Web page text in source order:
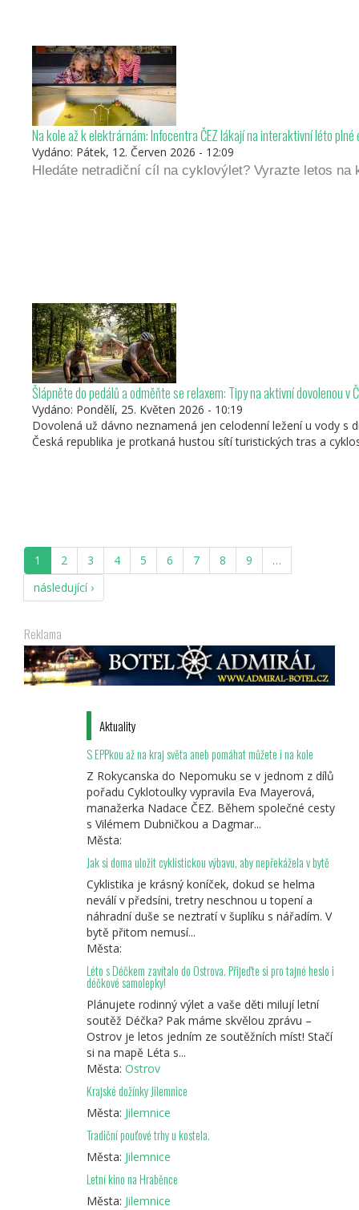
Na kole až k elektrárnám: Infocentra ČEZ lákají na interaktivní léto
Vydáno: Pátek, 12. Červen 2026 - 12:09
Hledáte netradiční cíl na cyklovýlet? Vyrazte letos na
Šlápněte do pedálů a odměňte se relaxem: Tipy na aktivní dovolenou v
Vydáno: Pondělí, 25. Květen 2026 - 10:19
Dovolená už dávno neznamená jen celodenní ležení u vody s
Česká republika je protkaná hustou sítí turistických tras a
1 2 3 4 5 6 7 8 9
…
následující ›
Reklama
Aktuality
S EPPkou až na kraj světa aneb pomáhat můžete i na kole
Z Rokycanska do Nepomuku se v jednom z dílů
pořadu Cyklotoulky vypravila Eva Mayerová,
manažerka Nadace ČEZ. Během společné cesty
s Vilémem Dubničkou a Dagmar...
Města:
Jak si doma uložit cyklistickou výbavu, aby nepřekážela v bytě
Cyklistika je krásný koníček, dokud se helma
neválí v předsíni, tretry neschnou u topení a
náhradní duše se neztratí v šuplíku s nářadím. V
bytě přitom nemusí...
Města:
Léto s Déčkem zavítalo do Ostrova. Přijeďte si pro tajné heslo i
déčkové samolepky!
Plánujete rodinný výlet a vaše děti milují letní
soutěž Déčka? Pak máme skvělou zprávu –
Ostrov je letos jedním ze soutěžních míst! Stačí
si na mapě Léta s...
Města: Ostrov
Krajské dožínky Jilemnice
Města: Jilemnice
Tradiční pouťové trhy u kostela.
Města: Jilemnice
Letní kino na Hraběnce
Města: Jilemnice